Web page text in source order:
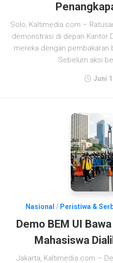
Solo, Kaltimedia.com –
demonstrasi di depan Kantor
mereka dengan pembakaran
Sebelum aksi
Juni
Nasional / Peristiwa &
Demo BEM UI
Mahasiswa
Jakarta, Kaltimedia.com –